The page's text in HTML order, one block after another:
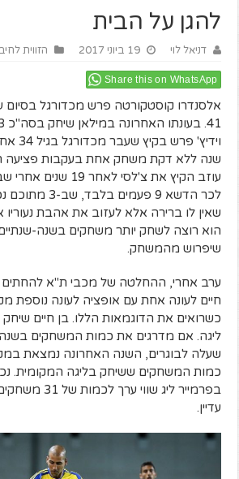
להגן על הבית
דניאל לוי 19 ביוני 2017 הזווית
Share this on WhatsApp
וידיץ'
שנה ללא דקת משחק אחת בעקבות פציעה
עוזב הקיץ את צ'לסי
לכר הדשא 9
הוא רוצה לשחק יותר משחקים בשנה-
שיפרוש מהמשחק.
ערב אחרי, ההחלטה של מכבי ת"א
חיים לעונה אחת עם אופציה לעונה נוספת
ליגה. אם מדרגים את כמות המשחקים
שעלה לבוגרים, השנה האחרונה נמצאת
בפרמייר ליג
עדיין.